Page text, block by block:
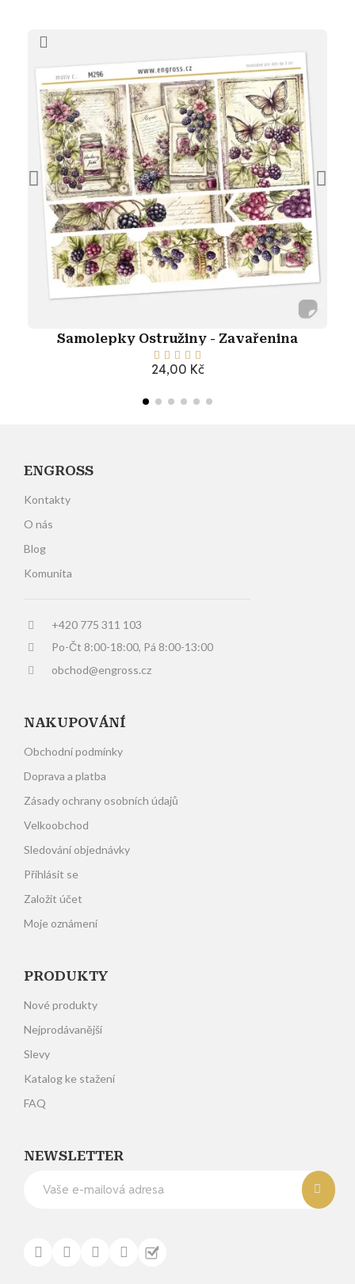
Samolepky Ostružiny - Zavařenina
    
24,00 Kč
Přidat do košíku
ENGROSS
Kontakty
O nás
Blog
Komunita
+420 775 311 103
Po-Čt 8:00-18:00, Pá 8:00-13:00
obchod@engross.cz
NAKUPOVÁNÍ
Obchodní podmínky
Doprava a platba
Zásady ochrany osobních údajů
Velkoobchod
Sledování objednávky
Přihlásit se
Založit účet
Moje oznámení
PRODUKTY
Nové produkty
Nejprodávanější
Slevy
Katalog ke stažení
FAQ
NEWSLETTER